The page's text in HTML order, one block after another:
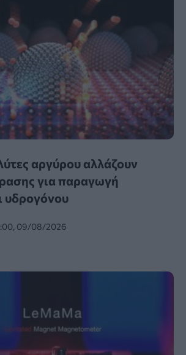
αργύρου αλλάζουν
για παραγωγή
υδρογόνου
09/08/2026